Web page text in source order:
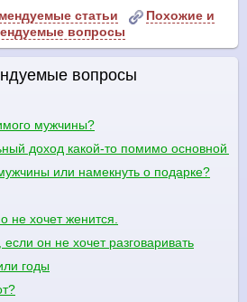
статьи
Похожие и
вопросы
вопросы
мужчины?
доход какой-то помимо основной
или намекнуть о подарке?
не хочет женится.
он не хочет разговаривать
годы